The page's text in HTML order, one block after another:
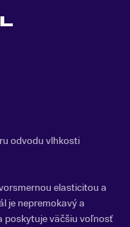
odvodu vlhkosti
elasticitou a
je nepremokavý a
poskytuje väčšiu voľnosť